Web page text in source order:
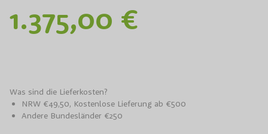
1.375,00 €
Was sind die Lieferkosten?
NRW €49,50, Kostenlose Lieferung ab €500
Andere Bundesländer €250